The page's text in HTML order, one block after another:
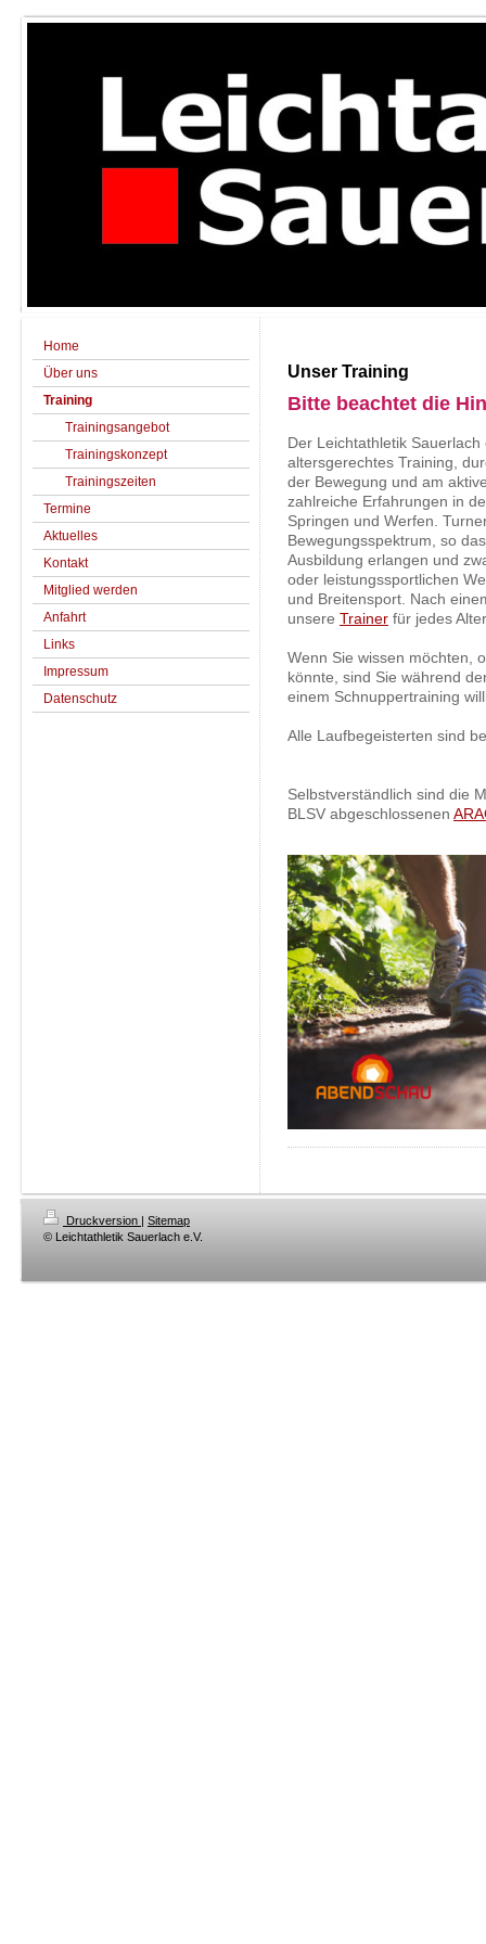
Home
Über uns
Training
Trainingsangebot
Trainingskonzept
Trainingszeiten
Termine
Aktuelles
Kontakt
Mitglied werden
Anfahrt
Links
Impressum
Datenschutz
Unser Training
Bitte beachtet die
Der Leichtathletik
altersgerechtes Training,
der Bewegung und am
zahlreiche Erfahrungen in
Springen und Werfen.
Bewegungsspektrum, so
Ausbildung erlangen und
oder leistungssportlichen
und Breitensport . Nach
unsere Trainer für jedes
Wenn Sie wissen möchten,
könnte, sind Sie während
einem Schnuppertraining
Alle Laufbegeisterten sind
Selbstverständlich sind die
BLSV abgeschlossenen
Druckversion | Sitemap
© Leichtathletik Sauerlach e.V.